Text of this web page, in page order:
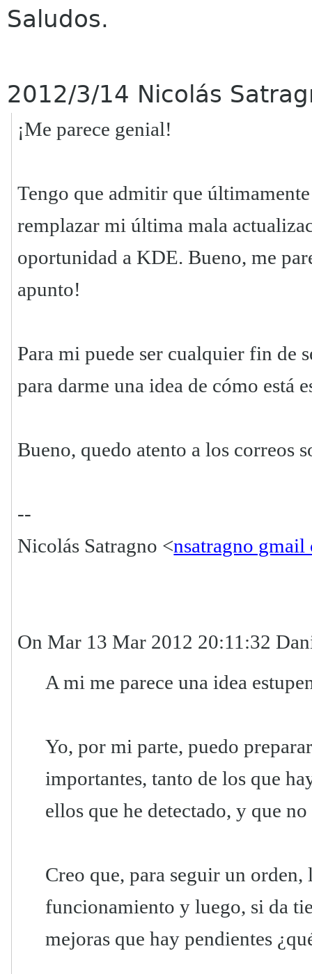
Saludos.
2012/3/14 Nicolás
¡Me parece genial!
Tengo que admitir que
remplazar mi última mala
oportunidad a KDE. Bueno, me
apunto!
Para mi puede ser cualquier fin de
para darme una idea de cómo está
Bueno, quedo atento a los correos
--
Nicolás Satragno <nsatragno gmail
On Mar 13 Mar 2012 20:11:32
A mi me parece una idea
Yo, por mi parte, puedo
importantes, tanto de los que
ellos que he detectado, y que
Creo que, para seguir un
funcionamiento y luego, si da
mejoras que hay pendientes